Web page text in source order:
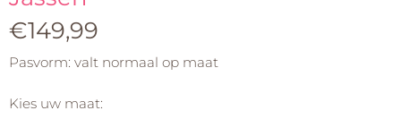
€149,99
Pasvorm: valt normaal op maat
Kies uw maat: